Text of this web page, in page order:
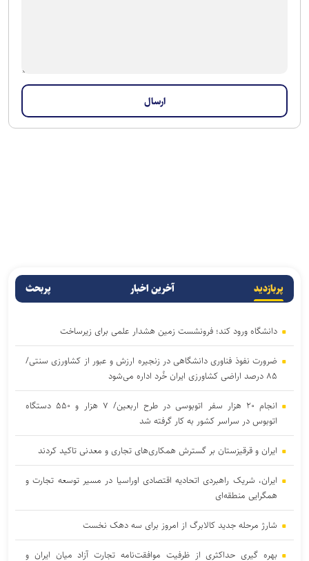
پربازدید آخرین اخبار پربحث
دانشگاه ورود کند؛ فرونشست زمین هشدار علمی برای زیرساخت
ضرورت نفوذ فناوری دانشگاهی در زنجیره ارزش و عبور از کشاورزی سنتی/
۸۵ درصد اراضی کشاورزی ایران خُرد اداره می‌شود
انجام ۲۰ هزار سفر اتوبوسی در طرح اربعین/ ۷ هزار و ۵۵۰ دستگاه
اتوبوس در سراسر کشور به کار گرفته شد
ایران و قرقیزستان بر گسترش همکاری‌های تجاری و معدنی تاکید کردند
ایران، شریک راهبردی اتحادیه اقتصادی اوراسیا در مسیر توسعه تجارت و
همگرایی منطقه‌ای
شارژ مرحله جدید کالابرگ از امروز برای سه دهک نخست
بهره گیری حداکثری از ظرفیت موافقت‌نامه تجارت آزاد میان ایران و